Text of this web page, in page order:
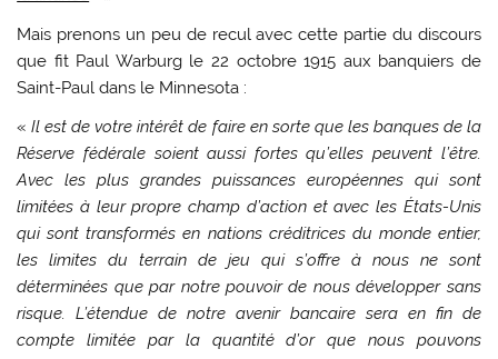
Mais prenons un peu de recul avec cette partie du discours
que fit Paul Warburg le 22 octobre 1915 aux banquiers de
Saint-Paul dans le Minnesota :
« Il est de votre intérêt de faire en sorte que les banques de la
Réserve fédérale soient aussi fortes qu’elles peuvent l’être.
Avec les plus grandes puissances européennes qui sont
limitées à leur propre champ d’action et avec les États-Unis
qui sont transformés en nations créditrices du monde entier,
les limites du terrain de jeu qui s’offre à nous ne sont
déterminées que par notre pouvoir de nous développer sans
risque. L’étendue de notre avenir bancaire sera en fin de
compte limitée par la quantité d’or que nous pouvons